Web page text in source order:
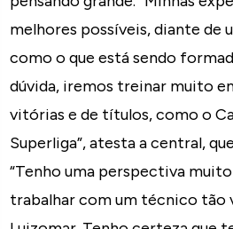
melhores possíveis, diante de
como o que está sendo
dúvida, iremos treinar muito
vitórias e de títulos, como o
Superliga”, atesta a central,
“Tenho uma perspectiva
trabalhar com um técnico tão